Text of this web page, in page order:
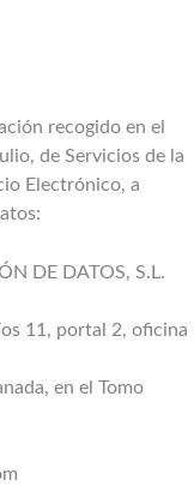
recogido en el
de Servicios de la
Electrónico, a
DE DATOS, S.L.
11, portal 2, oficina
en el Tomo